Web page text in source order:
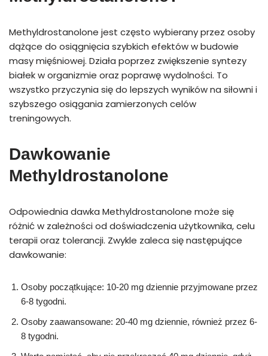
Methyldrostanolone jest często wybierany przez osoby
dążące do osiągnięcia szybkich efektów w budowie
masy mięśniowej. Działa poprzez zwiększenie syntezy
białek w organizmie oraz poprawę wydolności. To
wszystko przyczynia się do lepszych wyników na siłowni i
szybszego osiągania zamierzonych celów
treningowych.
Dawkowanie
Methyldrostanolone
Odpowiednia dawka Methyldrostanolone może się
różnić w zależności od doświadczenia użytkownika, celu
terapii oraz tolerancji. Zwykle zaleca się następujące
dawkowanie:
Osoby początkujące: 10-20 mg dziennie przyjmowane przez
6-8 tygodni.
Osoby zaawansowane: 20-40 mg dziennie, również przez 6-
8 tygodni.